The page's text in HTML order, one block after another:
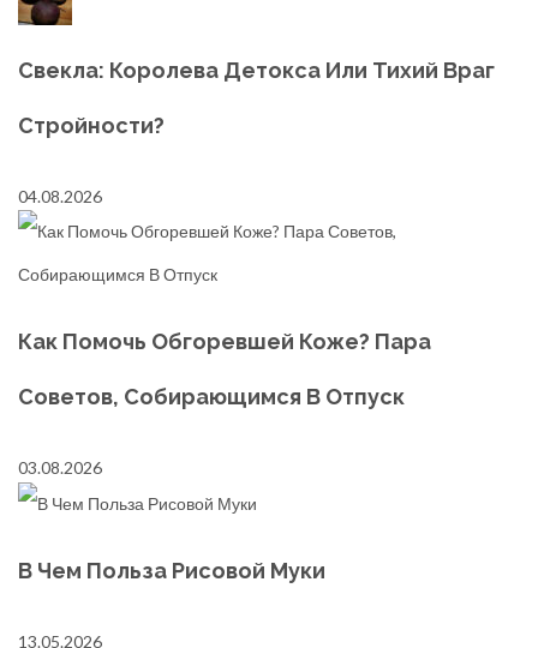
Свекла: Королева Детокса Или Тихий Враг
Стройности?
04.08.2026
Как Помочь Обгоревшей Коже? Пара
Советов, Собирающимся В Отпуск
03.08.2026
В Чем Польза Рисовой Муки
13.05.2026